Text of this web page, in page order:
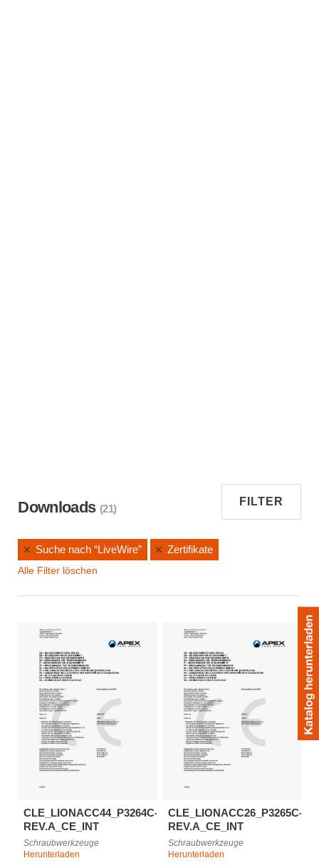
Downloads (21)
FILTER
Suche nach “LiveWire” Zertifikate
Alle Filter löschen
CLE_LIONACC44_P3264C-
REV.A_CE_INT
Schraubwerkzeuge
Herunterladen
CLE_LIONACC26_P3265C-
REV.A_CE_INT
Schraubwerkzeuge
Herunterladen